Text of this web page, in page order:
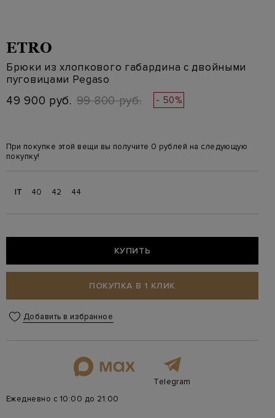
ETRO
Брюки из хлопкового габардина с двойными
пуговицами Pegaso
49 900 руб. 99 800 руб. - 50%
При покупке этой вещи вы получите 0 рублей на следующую
покупку!
IT 40 42 44
КУПИТЬ
ПОКУПКА В 1 КЛИК
Добавить в избранное
Telegram
Ежедневно с 10:00 до 21:00